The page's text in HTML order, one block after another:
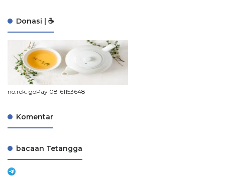
Donasi | ☕
no.rek. goPay 08161153648
Komentar
bacaan Tetangga